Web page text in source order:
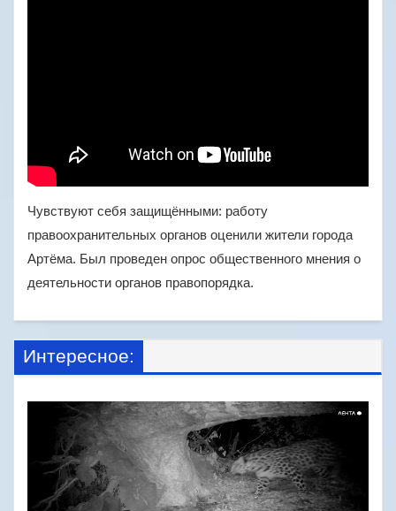
Чувствуют себя защищёнными: работу
правоохранительных органов оценили жители города
Артёма. Был проведен опрос общественного мнения о
деятельности органов правопорядка.
Интересное: